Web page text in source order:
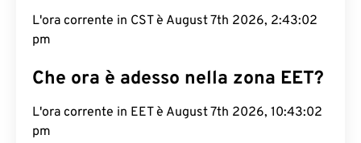
L'ora corrente in CST è August 7th 2026, 2:43:02
pm
Che ora è adesso nella zona EET?
L'ora corrente in EET è August 7th 2026, 10:43:02
pm